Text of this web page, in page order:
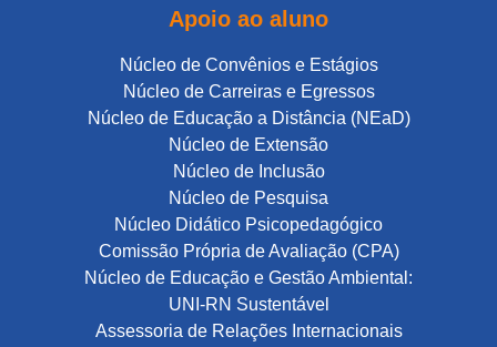
Apoio ao aluno
Núcleo de Convênios e Estágios
Núcleo de Carreiras e Egressos
Núcleo de Educação a Distância (NEaD)
Núcleo de Extensão
Núcleo de Inclusão
Núcleo de Pesquisa
Núcleo Didático Psicopedagógico
Comissão Própria de Avaliação (CPA)
Núcleo de Educação e Gestão Ambiental:
UNI-RN Sustentável
Assessoria de Relações Internacionais